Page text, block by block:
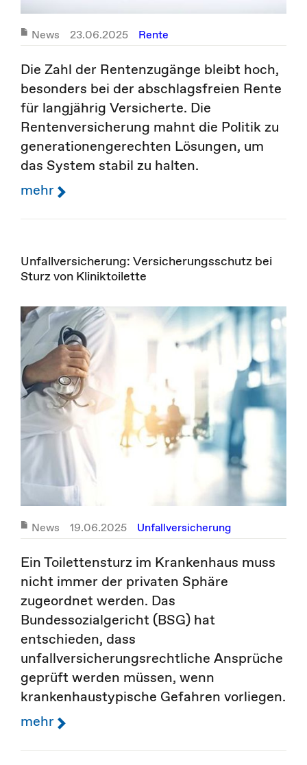
News 23.06.2025 Rente
Die Zahl der Rentenzugänge bleibt hoch,
besonders bei der abschlagsfreien Rente
für langjährig Versicherte. Die
Rentenversicherung mahnt die Politik zu
generationengerechten Lösungen, um
das System stabil zu halten.
mehr
Unfallversicherung: Versicherungsschutz bei
Sturz von Kliniktoilette
News 19.06.2025 Unfallversicherung
Ein Toilettensturz im Krankenhaus muss
nicht immer der privaten Sphäre
zugeordnet werden. Das
Bundessozialgericht (BSG) hat
entschieden, dass
unfallversicherungsrechtliche Ansprüche
geprüft werden müssen, wenn
krankenhaustypische Gefahren vorliegen.
mehr